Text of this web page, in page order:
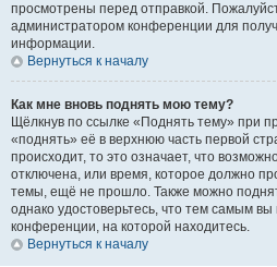
просмотрены перед отправкой.
администратором конференции для
информации.
Вернуться к началу
Как мне вновь поднять мою тему?
Щёлкнув по ссылке «Поднять тему» при
«поднять» её в верхнюю часть первой
происходит, то это означает, что
отключена, или время, которое должно
темы, ещё не прошло. Также можно
однако удостоверьтесь, что тем самым
конференции, на которой находитесь.
Вернуться к началу